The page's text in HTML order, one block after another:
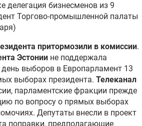
делегация бизнесменов из 9
Торгово-промышленной палаты
притормозили в комиссии.
Эстонии не поддержала
день выборов в Европарламент 13
выборах президента. Телеканал
парламентские фракции прежде
по вопросу о прямых выборах
Депутаты внесли в проект
поправки, предполагающие